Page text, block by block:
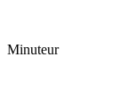
Minuteur